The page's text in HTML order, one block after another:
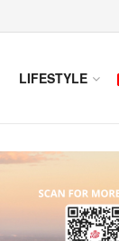
LIFESTYLE